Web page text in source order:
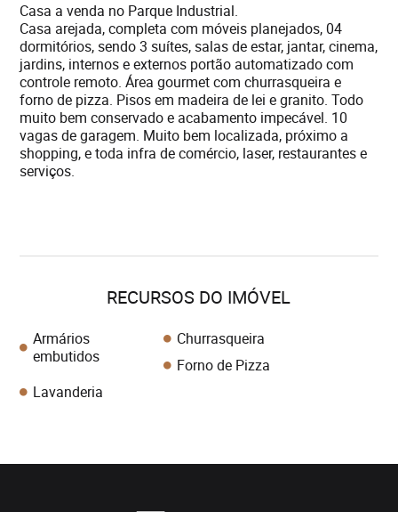
Casa a venda no Parque Industrial.
Casa arejada, completa com móveis planejados, 04
dormitórios, sendo 3 suítes, salas de estar, jantar, cinema,
jardins, internos e externos portão automatizado com
controle remoto. Área gourmet com churrasqueira e
forno de pizza. Pisos em madeira de lei e granito. Todo
muito bem conservado e acabamento impecável. 10
vagas de garagem. Muito bem localizada, próximo a
shopping, e toda infra de comércio, laser, restaurantes e
serviços.
RECURSOS DO IMÓVEL
Armários
embutidos
Churrasqueira
Forno de Pizza
Lavanderia